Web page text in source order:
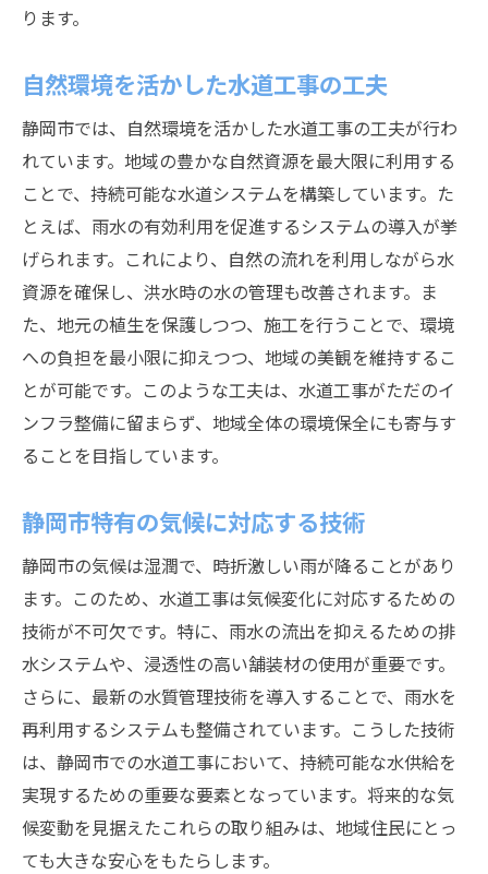
ります。
自然環境を活かした水道工事の工夫
静岡市では、自然環境を活かした水道工事の工夫が行わ
れています。地域の豊かな自然資源を最大限に利用する
ことで、持続可能な水道システムを構築しています。た
とえば、雨水の有効利用を促進するシステムの導入が挙
げられます。これにより、自然の流れを利用しながら水
資源を確保し、洪水時の水の管理も改善されます。ま
た、地元の植生を保護しつつ、施工を行うことで、環境
への負担を最小限に抑えつつ、地域の美観を維持するこ
とが可能です。このような工夫は、水道工事がただのイ
ンフラ整備に留まらず、地域全体の環境保全にも寄与す
ることを目指しています。
静岡市特有の気候に対応する技術
静岡市の気候は湿潤で、時折激しい雨が降ることがあり
ます。このため、水道工事は気候変化に対応するための
技術が不可欠です。特に、雨水の流出を抑えるための排
水システムや、浸透性の高い舗装材の使用が重要です。
さらに、最新の水質管理技術を導入することで、雨水を
再利用するシステムも整備されています。こうした技術
は、静岡市での水道工事において、持続可能な水供給を
実現するための重要な要素となっています。将来的な気
候変動を見据えたこれらの取り組みは、地域住民にとっ
ても大きな安心をもたらします。